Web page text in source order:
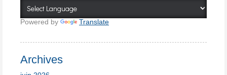
Powered by Translate
Archives